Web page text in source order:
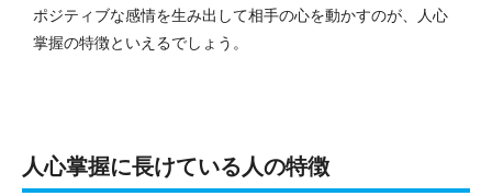
ポジティブな感情を生み出して相手の心を動かすのが、人心
掌握の特徴といえるでしょう。
人心掌握に長けている人の特徴